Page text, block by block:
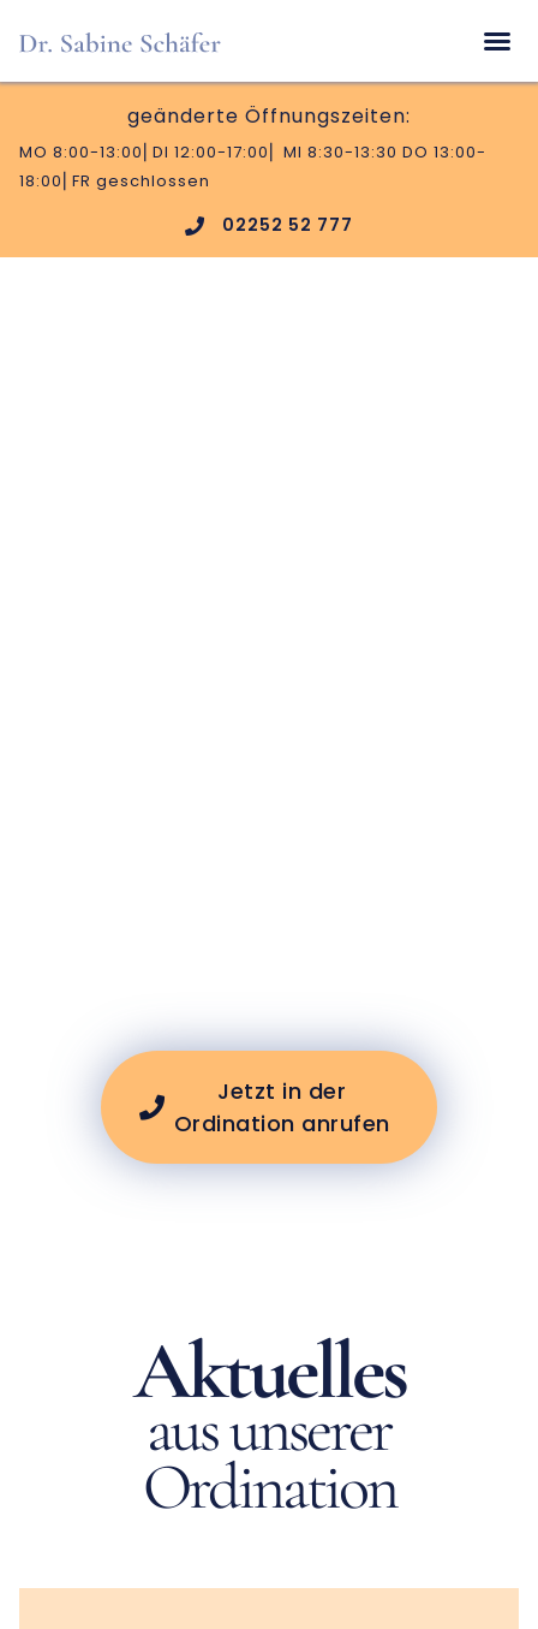
geänderte Öffnungszeiten:
MO 8:00-13:00⎜DI 12:00-17:00⎜ MI 8:30-13:30 DO 13:00-
18:00⎜FR geschlossen
02252 52 777
Jetzt in der
Ordination anrufen
Aktuelles
aus unserer
Ordination